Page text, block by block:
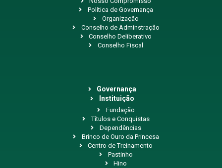
Política de Governança
Organização
Conselho de Adminstração
Conselho Deliberativo
Conselho Fiscal
Governança
Instituição
Fundação
Títulos e Conquistas
Dependências
Brinco de Ouro da Princesa
Centro de Treinamento
Pastinho
Hino